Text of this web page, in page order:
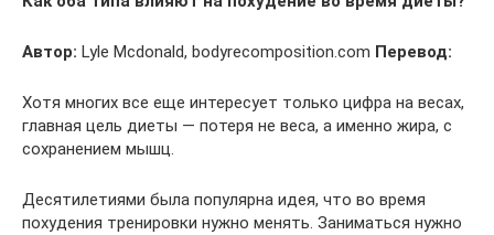
Автор: Lyle Mcdonald, bodyrecomposition.com Перевод:
Хотя многих все еще интересует только цифра на весах,
главная цель диеты — потеря не веса, а именно жира, с
сохранением мышц.
Десятилетиями была популярна идея, что во время
похудения тренировки нужно менять. Заниматься нужно